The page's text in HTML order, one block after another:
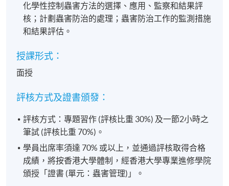
化學性控制蟲害方法的選擇、應用、監察和結果評
核；計劃蟲害防治的處理；蟲害防治工作的監測措施
和結果評估。
授課形式：
面授
評核方式及證書頒發：
評核方式：專題習作 (評核比重 30%) 及一節2小時之
筆試 (評核比重 70%)。
學員出席率須達 70% 或以上，並通過評核取得合格
成績，將按香港大學體制，經香港大學專業進修學院
頒授「證書 (單元：蟲害管理)」。